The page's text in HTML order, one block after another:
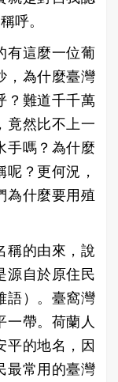
呼。
有這麼一位葡
，為什麼臺灣
？難道千千萬
竟然比不上一
手嗎？為什麼
？更何況，
為什麼要用殖
稱的由來，說
源自於原住民
語）。臺窩灣
一帶。荷蘭人
平的地名，因
最常用的臺灣